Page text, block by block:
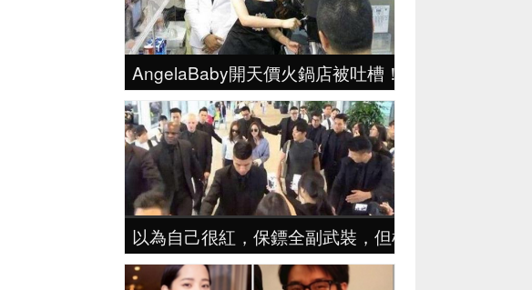
AngelaBaby開天價火鍋店被吐槽！趙麗穎家的店才
以為自己很紅，保鏢全副武裝，但根本沒有粉絲來